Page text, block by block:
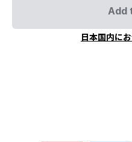
Add
日本国内に